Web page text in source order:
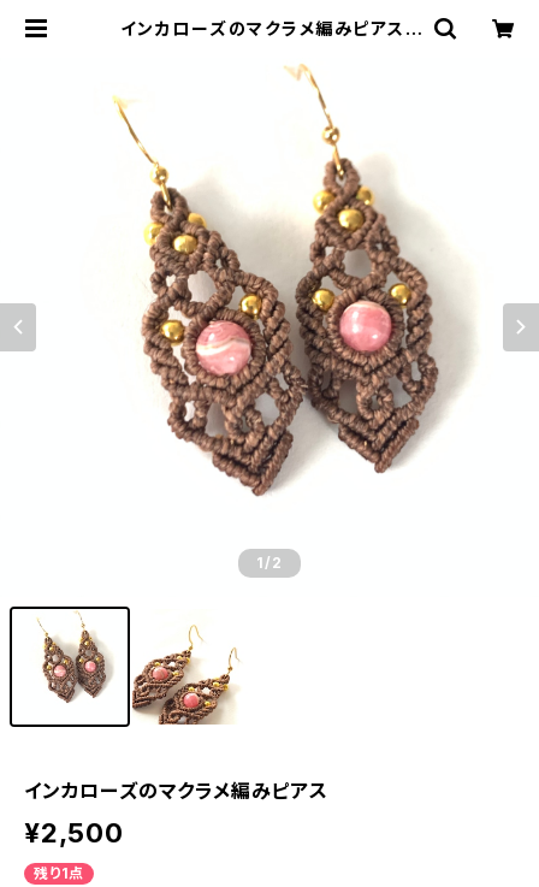
インカローズのマクラメ編みピアス |
クラメ編み教室
1/2
インカローズのマクラメ編みピアス
¥2,500
残り1点